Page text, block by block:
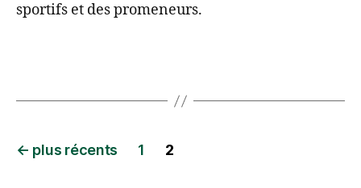
sportifs et des promeneurs.
← plus récents 1 2